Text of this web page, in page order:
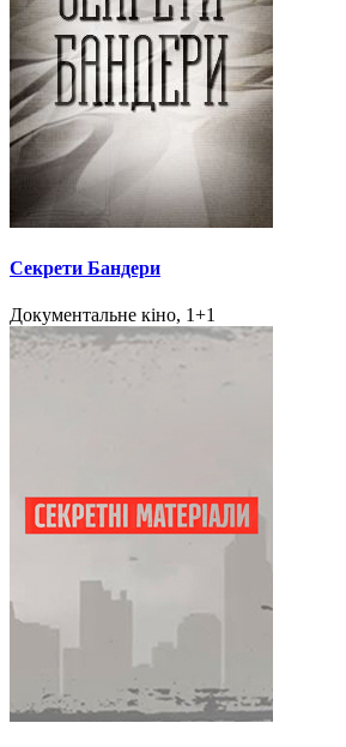
Секрети Бандери
Документальне кіно, 1+1